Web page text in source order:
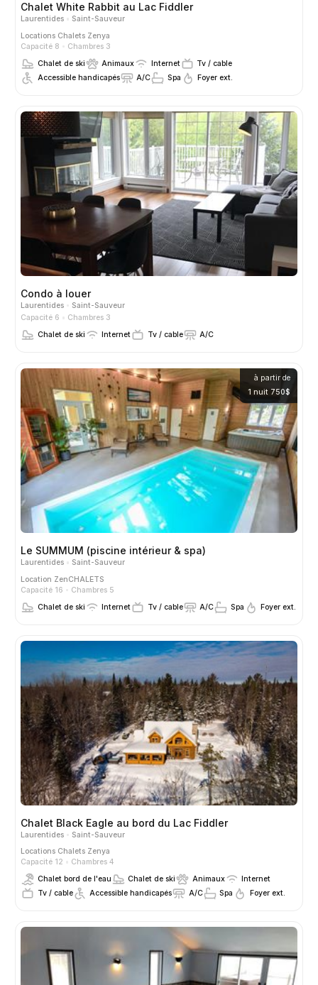
Chalet White Rabbit au Lac Fiddler
Laurentides
Saint-Sauveur
Locations Chalets Zenya
Capacité 8
Chambres 3
Chalet de ski
Animaux Internet
Tv / cable
Accessible handicapés
A/C Spa Foyer ext.
Condo à louer
Laurentides
Saint-Sauveur
Capacité 6
Chambres 3
Chalet de ski
Internet Tv / cable A/C
à partir de
1 nuit 750$
Le SUMMUM (piscine intérieur & spa)
Laurentides
Saint-Sauveur
Location ZenCHALETS
Capacité 16
Chambres 5
Chalet de ski
Internet Tv / cable A/C Spa Foyer ext.
Chalet Black Eagle au bord du Lac Fiddler
Laurentides
Saint-Sauveur
Locations Chalets Zenya
Capacité 12
Chambres 4
Chalet bord de l'eau
Chalet de ski Animaux
Internet
Tv / cable
Accessible handicapés A/C Spa Foyer ext.